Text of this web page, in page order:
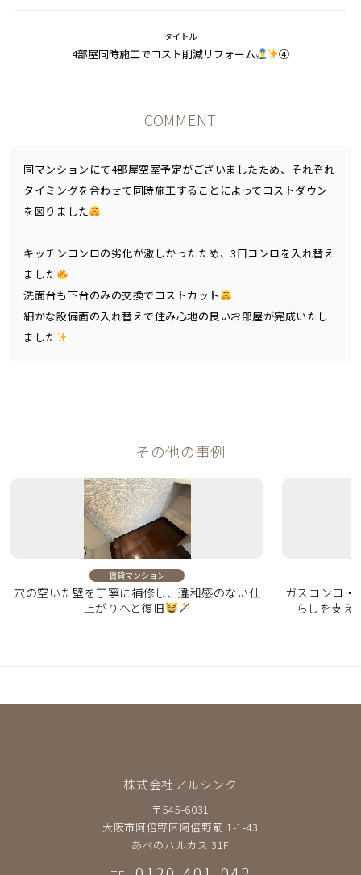
タイトル
4部屋同時施工でコスト削減リフォーム ④
COMMENT
同マンションにて4部屋空室予定がございましたため、それぞれ
タイミングを合わせて同時施工することによってコストダウン
を図りました
キッチンコンロの劣化が激しかったため、3口コンロを入れ替え
ました
洗面台も下台のみの交換でコストカット
細かな設備面の入れ替えで住み心地の良いお部屋が完成いたし
ました
その他の事例
賃貸マンション
穴の空いた壁を丁寧に補修し、違和感のない仕
上がりへと復旧
ガスコンロ・
らしを支え
株式会社アルシンク
〒545-6031
大阪市阿倍野区阿倍野筋 1-1-43
あべのハルカス 31F